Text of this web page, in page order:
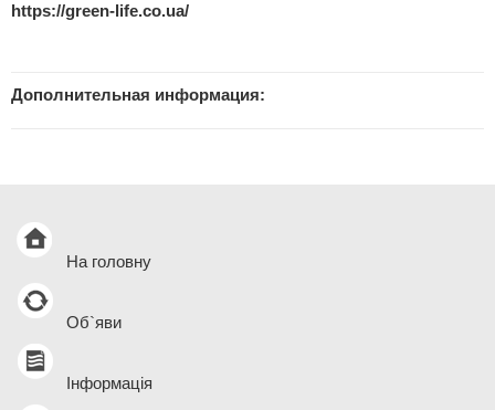
https://green-life.co.ua/
Дополнительная информация:
На головну
Об`яви
Інформація